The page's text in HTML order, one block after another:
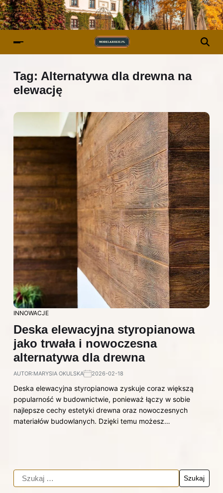
Tag: Alternatywa dla drewna na
elewację
INNOWACJE
Deska elewacyjna styropianowa
jako trwała i nowoczesna
alternatywa dla drewna
AUTOR:MARYSIA OKULSKA 2026-02-18
Deska elewacyjna styropianowa zyskuje coraz większą
popularność w budownictwie, ponieważ łączy w sobie
najlepsze cechy estetyki drewna oraz nowoczesnych
materiałów budowlanych. Dzięki temu możesz…